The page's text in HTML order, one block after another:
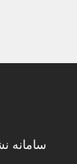
سامانه